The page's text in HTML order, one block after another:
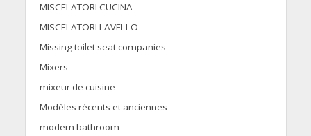
MISCELATORI CUCINA
MISCELATORI LAVELLO
Missing toilet seat companies
Mixers
mixeur de cuisine
Modèles récents et anciennes
modern bathroom